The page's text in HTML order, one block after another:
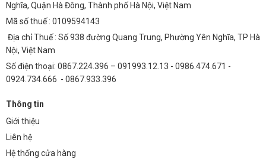
Nghĩa, Quận Hà Đông, Thành phố Hà Nội, Việt Nam
Mã số thuế : 0109594143
Địa chỉ Thuế : Số 938 đường Quang Trung, Phường Yên Nghĩa, TP Hà
Nội, Việt Nam
Số điện thoại: 0867.224.396 – 091993.12.13 - 0986.474.671 -
0924.734.666 - 0867.933.396
Thông tin
Giới thiệu
Liên hệ
Hệ thống cửa hàng